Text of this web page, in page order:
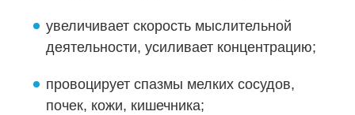
увеличивает скорость мыслительной
деятельности, усиливает концентрацию;
провоцирует спазмы мелких сосудов,
почек, кожи, кишечника;